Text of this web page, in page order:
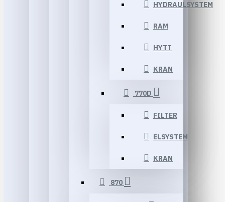
HYDRAULSYSTEM
RAM
HYTT
KRAN
770D
FILTER
ELSYSTEM
KRAN
870